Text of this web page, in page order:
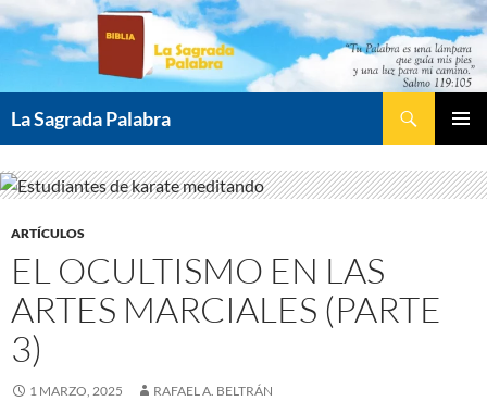
Saltar
contenido
La Sagrada Palabra
ARTÍCULOS
EL OCULTISMO EN LAS
ARTES MARCIALES (PARTE
3)
1 MARZO, 2025 RAFAEL A. BELTRÁN